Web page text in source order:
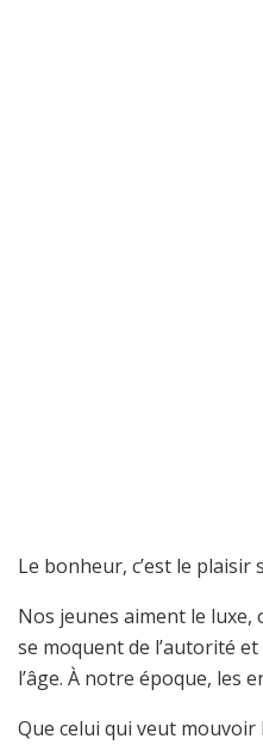
Le bonheur, c’est le plaisir
Nos jeunes aiment le luxe,
se moquent de l’autorité
l’âge. À notre époque, les
Que celui qui veut mouvoir